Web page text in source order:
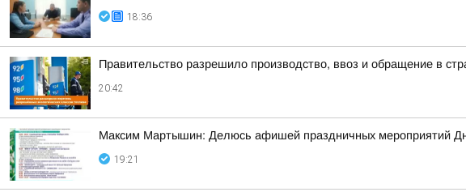
18:36
Правительство разрешило производство, ввоз и обращение в
20:42
Максим Мартышин: Делюсь афишей праздничных мероприятий
19:21